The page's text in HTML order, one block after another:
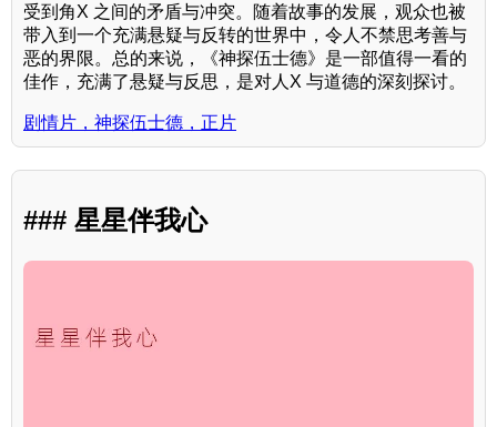
受到角X 之间的矛盾与冲突。随着故事的发展，观众也被
带入到一个充满悬疑与反转的世界中，令人不禁思考善与
恶的界限。总的来说，《神探伍士德》是一部值得一看的
佳作，充满了悬疑与反思，是对人X 与道德的深刻探讨。
剧情片，神探伍士德，正片
### 星星伴我心